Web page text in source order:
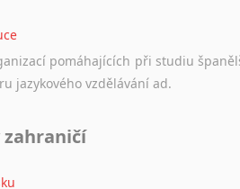
pomáhajících při studiu
jazykového vzdělávání ad.